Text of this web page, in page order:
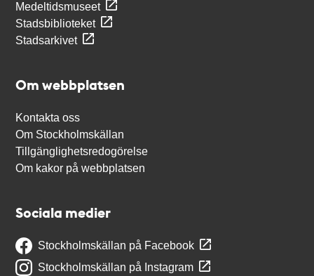
Medeltidsmuseet
Stadsbiblioteket
Stadsarkivet
Om webbplatsen
Kontakta oss
Om Stockholmskällan
Tillgänglighetsredogörelse
Om kakor på webbplatsen
Sociala medier
Stockholmskällan på Facebook
Stockholmskällan på Instagram